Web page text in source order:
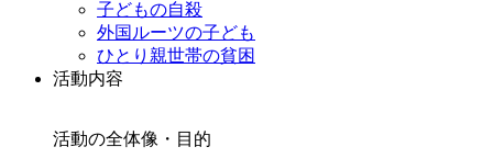
子どもの自殺
外国ルーツの子ども
ひとり親世帯の貧困
活動内容
活動の全体像・目的